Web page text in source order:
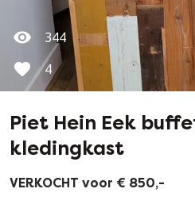
344
4
Piet Hein Eek
kledingkast
VERKOCHT voor € 850,-